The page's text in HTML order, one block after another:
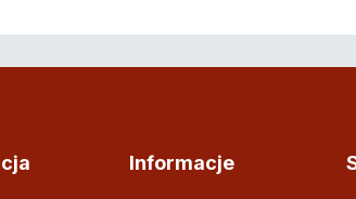
Informacje